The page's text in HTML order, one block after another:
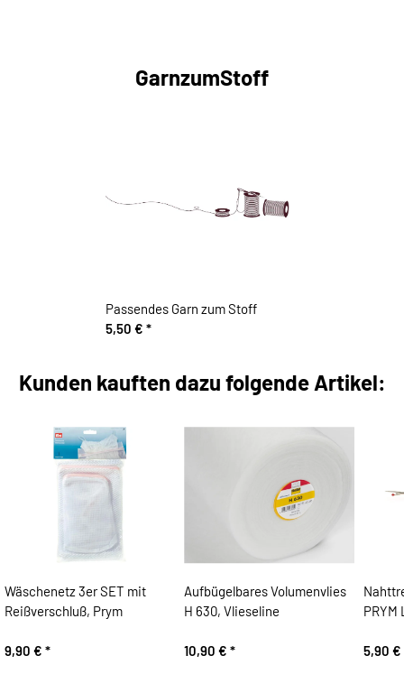
GarnzumStoff
Passendes Garn zum Stoff
5,50 € *
Kunden kauften dazu folgende Artikel:
Wäschenetz 3er SET mit
Reißverschluß, Prym
9,90 € *
Aufbügelbares Volumenvlies
H 630, Vlieseline
10,90 € *
PRYM
5,90 €